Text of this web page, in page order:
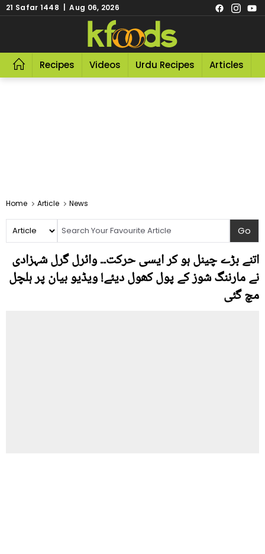
21 Safar 1448 | Aug 06, 2026
Recipes Videos Urdu Recipes Articles
Home Article News
اتنے بڑے چینل ہو کر ایسی حرکت۔۔ وائرل گرل شہزادی
نے مارننگ شوز کے پول کھول دیئے! ویڈیو بیان پر ہلچل
مچ گئی